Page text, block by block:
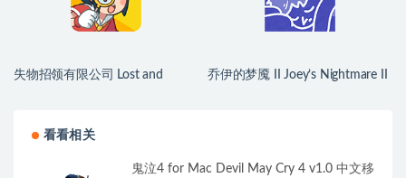
失物招领有限公司 Lost and
乔伊的梦魇 II Joey’s Nightmare II
看看相关
鬼泣4 for Mac Devil May Cry 4 v1.0 中文移